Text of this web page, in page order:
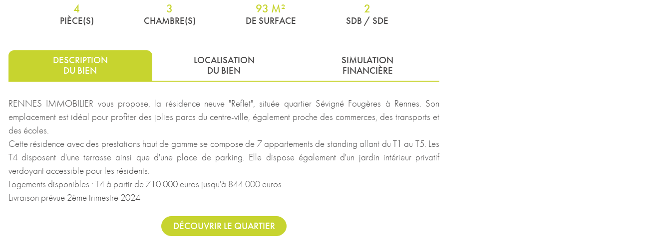
4
PIÈCE(S)
3
CHAMBRE(S)
93 M²
DE SURFACE
2
SDB / SDE
DESCRIPTION
DU BIEN
LOCALISATION
DU BIEN
SIMULATION
FINANCIÈRE
RENNES IMMOBILIER vous propose, la résidence neuve "Reflet", située quartier Sévigné Fougères à Rennes. Son
emplacement est idéal pour profiter des jolies parcs du centre-ville, également proche des commerces, des transports et
des écoles.
Cette résidence avec des prestations haut de gamme se compose de 7 appartements de standing allant du T1 au T5. Les
T4 disposent d'une terrasse ainsi que d'une place de parking. Elle dispose également d'un jardin intérieur privatif
verdoyant accessible pour les résidents.
Logements disponibles : T4 à partir de 710 000 euros jusqu'à 844 000 euros.
Livraison prévue 2ème trimestre 2024
DÉCOUVRIR LE QUARTIER